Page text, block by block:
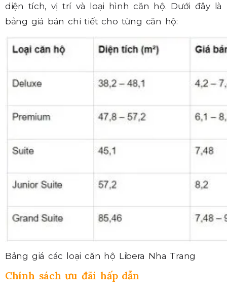
diện tích, vị trí và loại hình căn hộ. Dưới đây là
bảng giá bán chi tiết cho từng căn hộ:
Bảng giá các loại căn hộ Libera Nha Trang
Chính sách ưu đãi hấp dẫn